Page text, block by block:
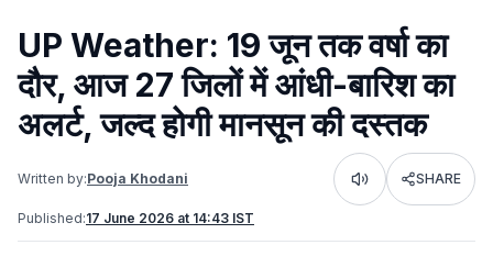
UP Weather: 19 जून तक वर्षा का
दौर, आज 27 जिलों में आंधी-बारिश का
अलर्ट, जल्द होगी मानसून की दस्तक
Written by:Pooja Khodani Listen SHARE
Published:17 June 2026 at 14:43 IST